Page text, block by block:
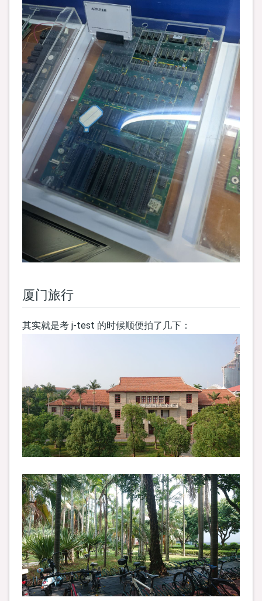
厦门旅行
其实就是考 j-test 的时候顺便拍了几下：